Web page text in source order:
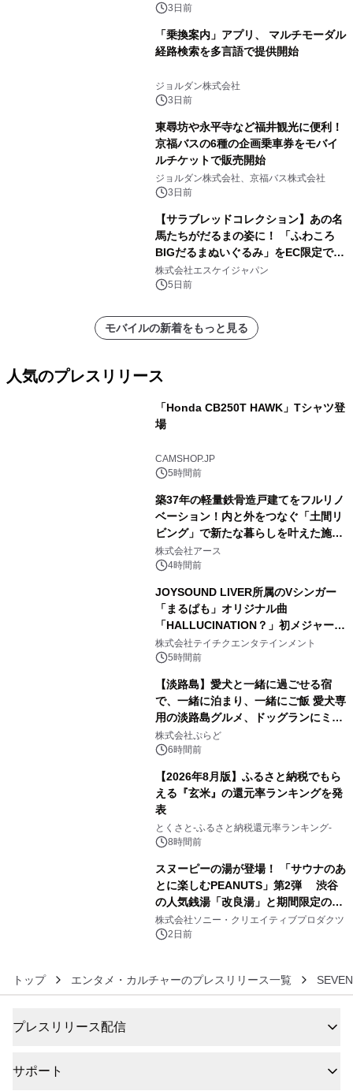
～3日前
「乗換案内」アプリ、 マルチモーダル
経路検索を多言語で提供開始
ジョルダン株式会社
3日前
東尋坊や永平寺など福井観光に便利！
京福バスの6種の企画乗車券をモバイ
ルチケットで販売開始
ジョルダン株式会社、京福バス株式会社
3日前
【サラブレッドコレクション】あの名
馬たちがだるまの姿に！ 「ふわころ
BIGだるまぬいぐるみ」をEC限定で受
注販売開始
株式会社エスケイジャパン
5日前
モバイルの新着をもっと見る
人気のプレスリリース
「Honda CB250T HAWK」Tシャツ登
場
CAMSHOP.JP
5時間前
築37年の軽量鉄骨造戸建てをフルリノ
ベーション！内と外をつなぐ「土間リ
ビング」で新たな暮らしを叶えた施工
事例を株式会社アースが公開
株式会社アース
4時間前
JOYSOUND LIVER所属のVシンガー
「まるぱも」オリジナル曲
「HALLUCINATION？」初メジャー配
信リリース決定！
株式会社テイチクエンタテインメント
5時間前
【淡路島】愛犬と一緒に過ごせる宿
で、一緒に泊まり、一緒にご飯 愛犬専
用の淡路島グルメ、ドッグランにミニ
プール グランピングとトレーラーハウ
スの2施設で
株式会社ぷらど
6時間前
【2026年8月版】ふるさと納税でもら
える『玄米』の還元率ランキングを発
表
とくさと-ふるさと納税還元率ランキング-
8時間前
スヌーピーの湯が登場！ 「サウナのあ
とに楽しむPEANUTS」第2弾 渋谷
の人気銭湯「改良湯」と期間限定のコ
ラボレーション サウナイキタイコラ
ボグッズも発売決定！
株式会社ソニー・クリエイティブプロダクツ
2日前
トップ エンタメ・カルチャーのプレスリリース一覧
プレスリリース配信
サポート